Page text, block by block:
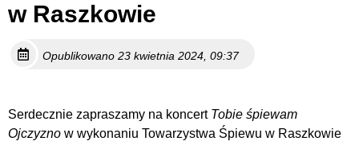
w Raszkowie
Opublikowano 23 kwietnia 2024, 09:37
Serdecznie zapraszamy na koncert Tobie śpiewam
Ojczyzno w wykonaniu Towarzystwa Śpiewu w Raszkowie